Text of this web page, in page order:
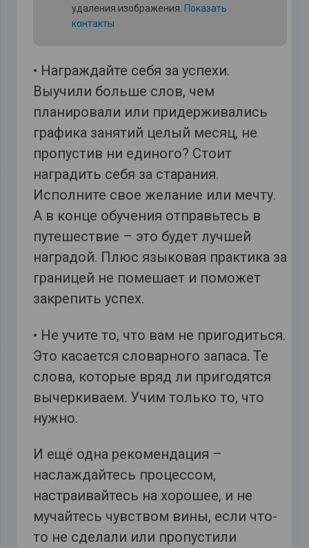
удаления изображения. Показать
контакты
• Награждайте себя за успехи.
Выучили больше слов, чем
планировали или придерживались
графика занятий целый месяц, не
пропустив ни единого? Стоит
наградить себя за старания.
Исполните свое желание или мечту.
А в конце обучения отправьтесь в
путешествие – это будет лучшей
наградой. Плюс языковая практика за
границей не помешает и поможет
закрепить успех.
• Не учите то, что вам не пригодиться.
Это касается словарного запаса. Те
слова, которые вряд ли пригодятся
вычеркиваем. Учим только то, что
нужно.
И ещё одна рекомендация –
наслаждайтесь процессом,
настраивайтесь на хорошее, и не
мучайтесь чувством вины, если что-
то не сделали или пропустили